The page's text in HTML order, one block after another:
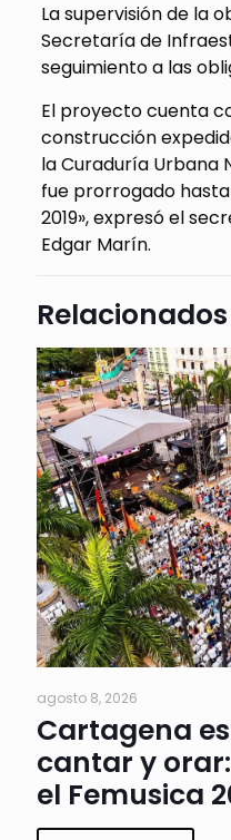
La supervisión de la
Secretaría de
seguimiento a las
El proyecto cuenta
construcción
la Curaduría Urbana
fue prorrogado
2019», expresó el
Edgar Marín.
Relacionados
agosto 8, 2026
Cartagena
cantar y
el Femusica